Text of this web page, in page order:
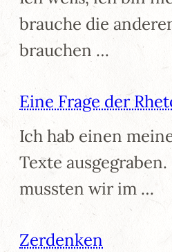
brauche die
brauchen …
Eine Frage der
Ich hab einen
Texte
mussten wir im …
Zerdenken